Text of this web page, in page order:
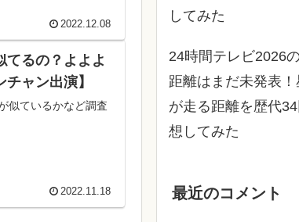
2022.12.08
てるの？よよよ
ャン出演】
似ているかなど調査
2022.11.18
してみた
24時間テレビ2026
距離はまだ未発表！
が走る距離を歴代
想してみた
最近のコメント